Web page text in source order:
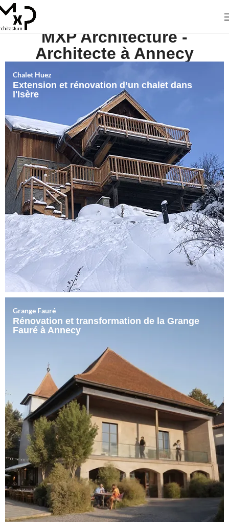
MXP Architecture -
Architecte à Annecy
Chalet Huez
Extension et rénovation d’un chalet dans
l'Isère
Grange Fauré
Rénovation et transformation de la Grange
Fauré à Annecy